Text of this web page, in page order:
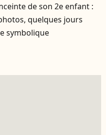
de son 2e enfant :
quelques jours
symbolique